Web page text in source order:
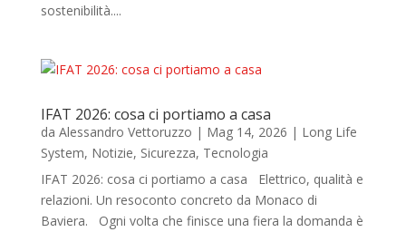
sostenibilità....
IFAT 2026: cosa ci portiamo a casa
da Alessandro Vettoruzzo | Mag 14, 2026 | Long Life
System, Notizie, Sicurezza, Tecnologia
IFAT 2026: cosa ci portiamo a casa Elettrico, qualità e
relazioni. Un resoconto concreto da Monaco di
Baviera. Ogni volta che finisce una fiera la domanda è